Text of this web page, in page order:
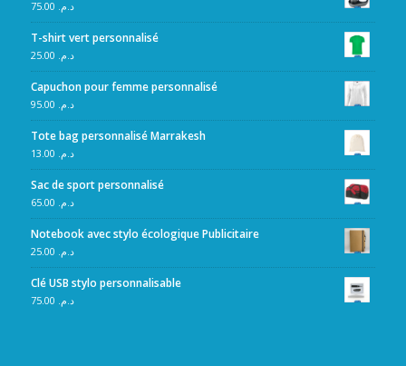
د.م.
T-shirt vert personnalisé
د.م.
Capuchon pour femme personnalisé
د.م.
Tote bag personnalisé Marrakesh
د.م.
Sac de sport personnalisé
د.م.
Notebook avec stylo écologique Publicitaire
د.م.
Clé USB stylo personnalisable
د.م.